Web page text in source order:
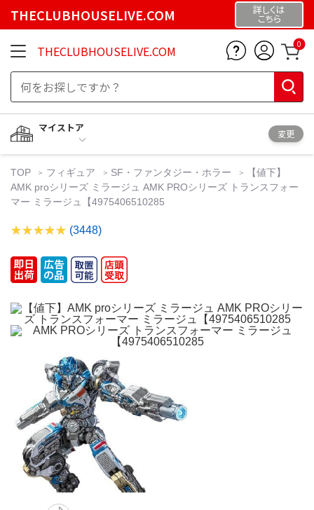
THECLUBHOUSELIVE.COM 詳しくは
こちら
THECLUBHOUSELIVE.COM 0
マイストア
変更
TOP フィギュア SF・ファンタジー・ホラー
【値下】
AMK proシリーズ ミラージュ AMK PROシリーズ トランスフォー
マー ミラージュ【4975406510285
(3448)